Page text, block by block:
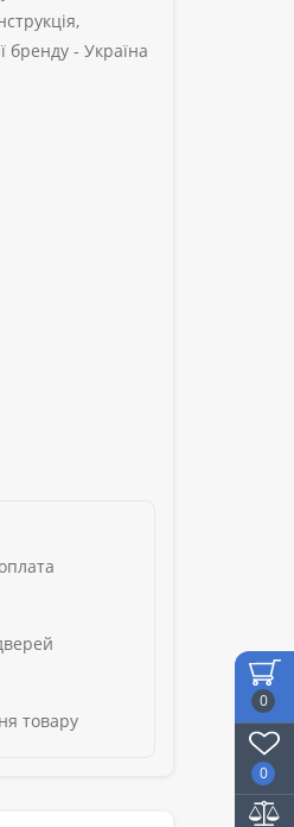
0
0
бренду - Україна
товару